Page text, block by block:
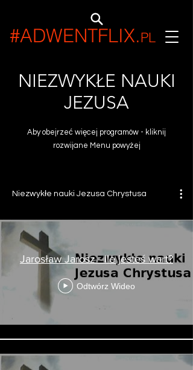
#ADWENTFLIX.PL
NIEZWYKŁE NAUKI
JEZUSA
Aby obejrzeć więcej programów - kliknij
rozwijane Menu powyżej
Niezwykłe nauki Jezusa Chrystusa
Jarosław Jarosz - Ile jesteś wart?
Odtwórz Wideo